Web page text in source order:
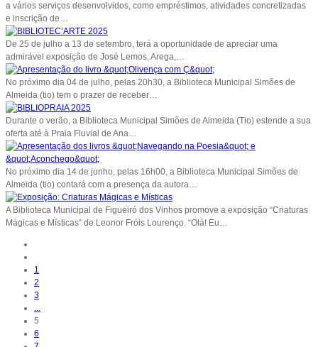
a vários serviços desenvolvidos, como empréstimos, atividades concretizadas
e inscrição de…
De 25 de julho a 13 de setembro, terá a oportunidade de apreciar uma
admirável exposição de José Lemos, Arega,…
No próximo dia 04 de julho, pelas 20h30, a Biblioteca Municipal Simões de
Almeida (tio) tem o prazer de receber…
Durante o verão, a Biblioteca Municipal Simões de Almeida (Tio) estende a sua
oferta até à Praia Fluvial de Ana…
No próximo dia 14 de junho, pelas 16h00, a Biblioteca Municipal Simões de
Almeida (tio) contará com a presença da autora…
A Biblioteca Municipal de Figueiró dos Vinhos promove a exposição “Criaturas
Mágicas e Místicas” de Leonor Fróis Lourenço. “Olá! Eu…
1
2
3
...
5
6